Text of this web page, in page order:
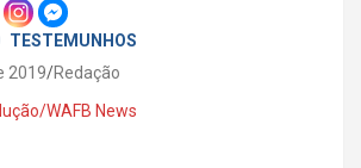
TESTEMUNHOS
2019 Redação
WAFB News